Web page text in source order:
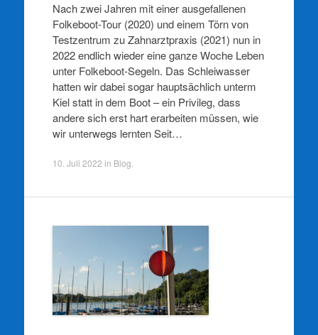
Nach zwei Jahren mit einer ausgefallenen
Folkeboot-Tour (2020) und einem Törn von
Testzentrum zu Zahnarztpraxis (2021) nun in
2022 endlich wieder eine ganze Woche Leben
unter Folkeboot-Segeln. Das Schleiwasser
hatten wir dabei sogar hauptsächlich unterm
Kiel statt in dem Boot – ein Privileg, dass
andere sich erst hart erarbeiten müssen, wie
wir unterwegs lernten Seit…
10. Juli 2022 in Blog